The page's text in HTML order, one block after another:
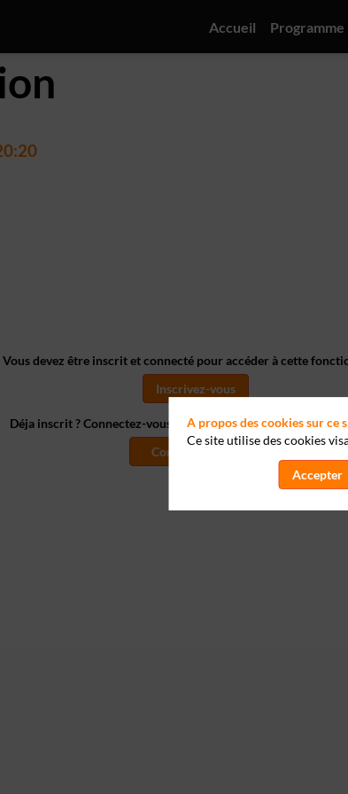
Accueil Programme
Vous devez être inscrit et connecté pour accéder à cette
Inscrivez-vous
Déja inscrit ? Connectez-vous pour personnaliser votre
Connectez-vous
A propos des cookies sur ce
Ce site utilise des cookies
Accepter